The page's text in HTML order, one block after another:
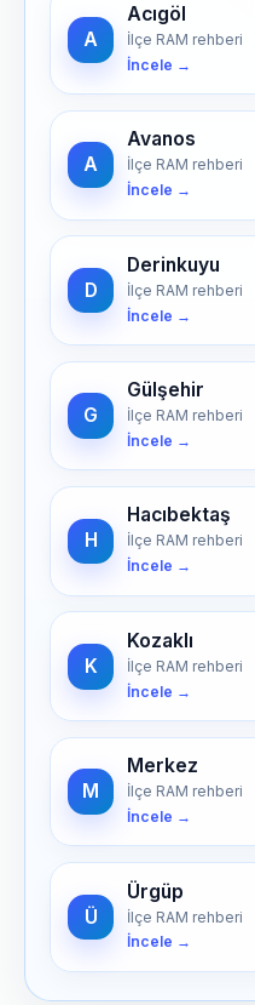
A
Acıgöl
İlçe RAM rehberi
İncele →
A
Avanos
İlçe RAM rehberi
İncele →
D
Derinkuyu
İlçe RAM rehberi
İncele →
G
Gülşehir
İlçe RAM rehberi
İncele →
H
Hacıbektaş
İlçe RAM rehberi
İncele →
K
Kozaklı
İlçe RAM rehberi
İncele →
M
Merkez
İlçe RAM rehberi
İncele →
Ü
Ürgüp
İlçe RAM rehberi
İncele →